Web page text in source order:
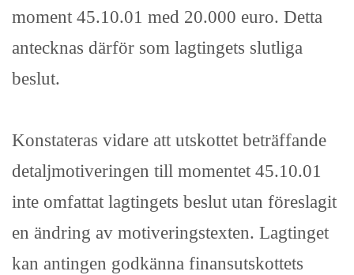
moment 45.10.01 med 20.000 euro. Detta
antecknas därför som lagtingets slutliga
beslut.
Konstateras vidare att utskottet beträffande
detaljmotiveringen till momentet 45.10.01
inte omfattat lagtingets beslut utan föreslagit
en ändring av motiveringstexten. Lagtinget
kan antingen godkänna finansutskottets